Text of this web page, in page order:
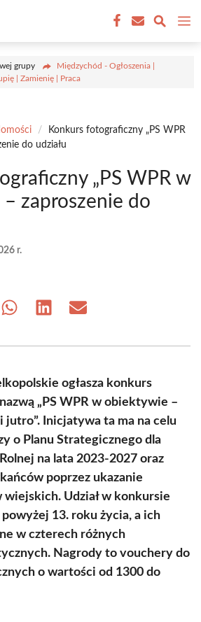
grupy
Międzychód - Ogłoszenia |
| Zamienię | Praca
/
Konkurs fotograficzny „PS WPR
do udziału
„PS WPR w
zaproszenie do
r.
Share Share Share
ogłasza konkurs
„PS WPR w obiektywie –
jutro”. Inicjatywa ta ma na celu
o Planu Strategicznego dla
na lata 2023-2027 oraz
poprzez ukazanie
Udział w konkursie
13. roku życia, a ich
w czterech różnych
Nagrody to vouchery do
o wartości od 1300 do